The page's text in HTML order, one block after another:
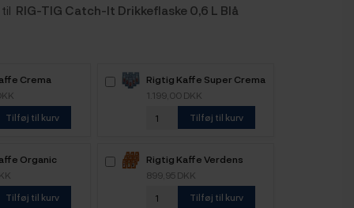
RIG-TIG Catch-It Drikkeflaske 0,6 L Blå
Crema
Hele
Tilføj til kurv
Rigtig Kaffe Super Crema
6kg Hele kaffebønner
1.199,00 DKK
Tilføj til kurv
Organic
4 Varianter
Tilføj til kurv
Rigtig Kaffe Verdens
Kaffe - 9x400g
899,95 DKK
Tilføj til kurv